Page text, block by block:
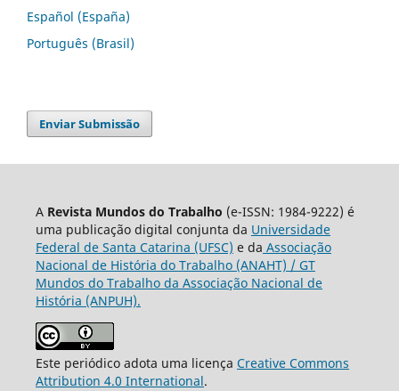
Español (España)
Português (Brasil)
Enviar Submissão
A Revista Mundos do Trabalho (e-ISSN: 1984-9222) é
uma publicação digital conjunta da Universidade
Federal de Santa Catarina (UFSC) e da Associação
Nacional de História do Trabalho (ANAHT) / GT
Mundos do Trabalho da Associação Nacional de
História (ANPUH).
Este periódico adota uma licença Creative Commons
Attribution 4.0 International.